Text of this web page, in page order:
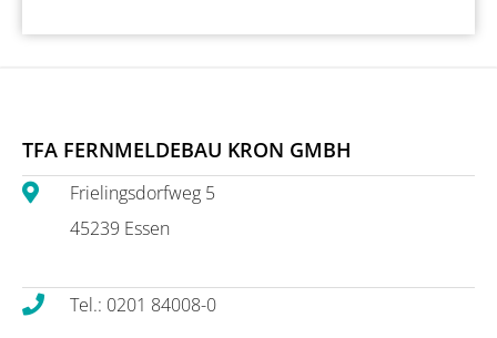
TFA FERNMELDEBAU KRON GMBH
Frielingsdorfweg 5
45239 Essen
Tel.: 0201 84008-0